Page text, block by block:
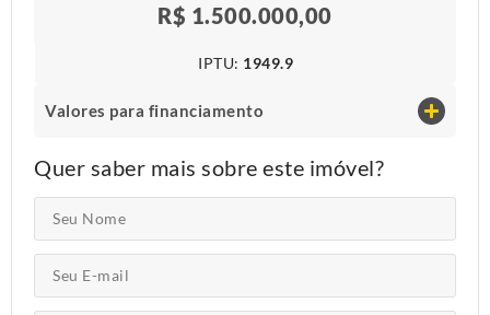
R$ 1.500.000,00
IPTU​: 1949.9
Valores para financiamento
Quer saber mais sobre este imóvel?